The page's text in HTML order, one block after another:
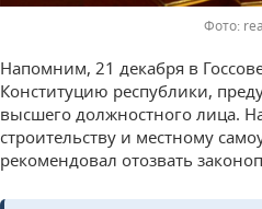
Фото:
Напомним, 21 декабря в
Конституцию республики,
высшего должностного лица.
строительству и местному
рекомендовал отозвать